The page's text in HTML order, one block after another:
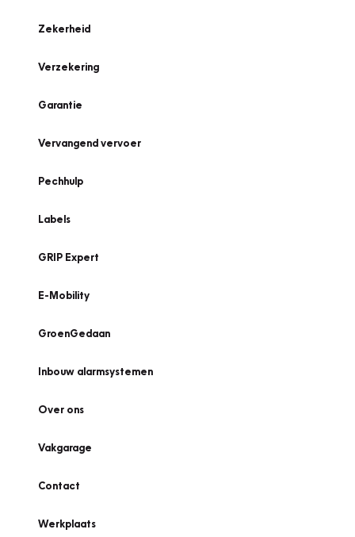
Zekerheid
Verzekering
Garantie
Vervangend vervoer
Pechhulp
Labels
GRIP Expert
E-Mobility
GroenGedaan
Inbouw alarmsystemen
Over ons
Vakgarage
Contact
Werkplaats